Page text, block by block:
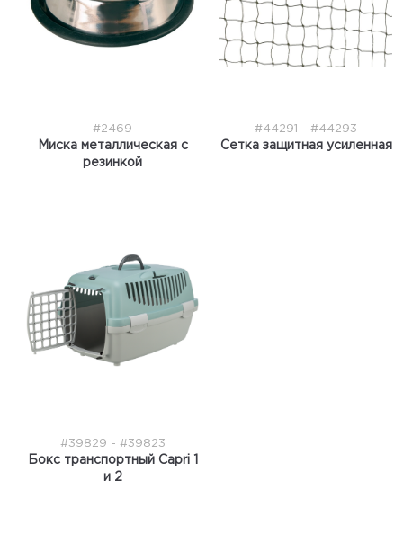
#2469
Миска металлическая с
резинкой
#44291 - #44293
Сетка защитная усиленная
#39829 - #39823
Бокс транспортный Capri 1
и 2